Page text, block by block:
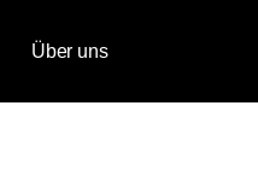
Über uns